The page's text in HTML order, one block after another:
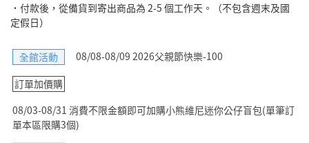
˙付款後，從備貨到寄出商品為 2-5 個工作天。（不包含週末及國
定假日）
全館活動
08/08-08/09 2026父親節快樂-100
訂單加價購
08/03-08/31 消費不限金額即可加購小熊維尼迷你公仔盲包(單筆訂
單本區限購3個)